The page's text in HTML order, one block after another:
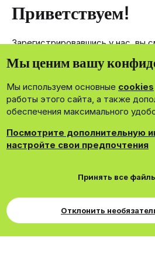
Приветствуем!
Зарегистрировавшись у нас, вы
членам нашего сообщества.
Зарегистрироваться сейчас!
DohTheme
Cookies Russian
Для правообладателей
EN
Политика конфиденциальности
Мы ценим вашу
Мы используем основные cookies
работы этого сайта, а также
обеспечения максимального
Посмотрите дополнительную
настройте свои предпочтения
Принять все
Отклонить